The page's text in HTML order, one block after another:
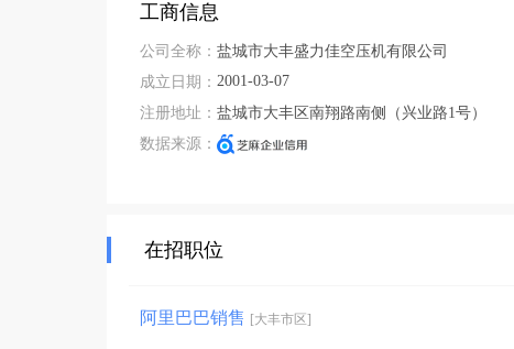
工商信息
公司全称： 盐城市大丰盛力佳空压机有限公司
成立日期： 2001-03-07
注册地址： 盐城市大丰区南翔路南侧（兴业路1号）
数据来源：
在招职位
阿里巴巴销售 [大丰市区]